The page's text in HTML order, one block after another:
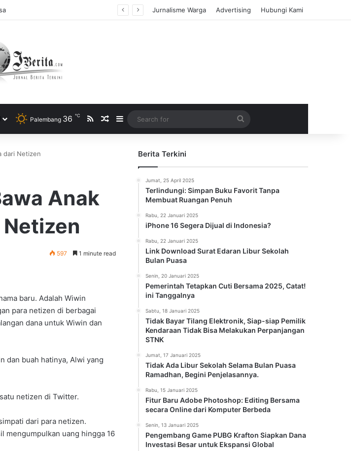
Jurnalisme Warga Advertising Hubungi Kami
Palembang 36 ℃ RSSRandom Article
Sidebar
for
dari Netizen
Anak
597 1 minute read
baru. Adalah Wiwin
para netizen di berbagai
dana untuk Wiwin dan
dan buah hatinya, Alwi yang
netizen di Twitter.
dari para netizen.
mengumpulkan uang hingga 16
Berita Terkini
Jumat, 25 April 2025
Terlindungi: Simpan Buku Favorit Tanpa
Membuat Ruangan Penuh
Rabu, 22 Januari 2025
iPhone 16 Segera Dijual di Indonesia?
Rabu, 22 Januari 2025
Link Download Surat Edaran Libur Sekolah
Bulan Puasa
Senin, 20 Januari 2025
Pemerintah Tetapkan Cuti Bersama 2025, Catat!
ini Tanggalnya
Sabtu, 18 Januari 2025
Tidak Bayar Tilang Elektronik, Siap-siap Pemilik
Kendaraan Tidak Bisa Melakukan Perpanjangan
STNK
Jumat, 17 Januari 2025
Tidak Ada Libur Sekolah Selama Bulan Puasa
Ramadhan, Begini Penjelasannya.
Rabu, 15 Januari 2025
Fitur Baru Adobe Photoshop: Editing Bersama
secara Online dari Komputer Berbeda
Senin, 13 Januari 2025
Pengembang Game PUBG Krafton Siapkan Dana
Investasi Besar untuk Ekspansi Global